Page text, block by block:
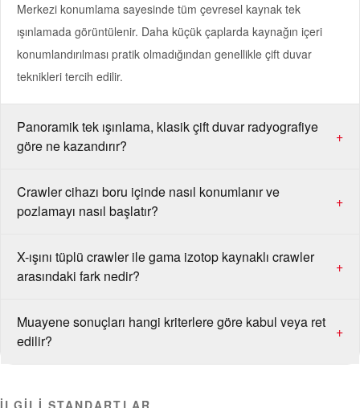
Merkezi konumlama sayesinde tüm çevresel kaynak tek
ışınlamada görüntülenir. Daha küçük çaplarda kaynağın içeri
konumlandırılması pratik olmadığından genellikle çift duvar
teknikleri tercih edilir.
Panoramik tek ışınlama, klasik çift duvar radyografiye
göre ne kazandırır?
+
Crawler cihazı boru içinde nasıl konumlanır ve
pozlamayı nasıl başlatır?
+
X-ışını tüplü crawler ile gama izotop kaynaklı crawler
arasındaki fark nedir?
+
Muayene sonuçları hangi kriterlere göre kabul veya ret
edilir?
+
İLGILI STANDARTLAR